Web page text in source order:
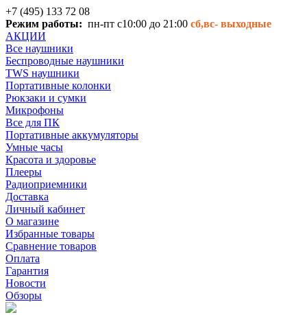
+7 (495) 133 72 08
Режим работы: пн-пт с10:00 до 21:00 сб,вс- выходные
АКЦИИ
Все наушники
Беспроводные наушники
TWS наушники
Портативные колонки
Рюкзаки и сумки
Микрофоны
Все для ПК
Портативные аккумуляторы
Умные часы
Красота и здоровье
Плееры
Радиоприемники
Доставка
Личный кабинет
О магазине
Избранные товары
Сравнение товаров
Оплата
Гарантия
Новости
Обзоры